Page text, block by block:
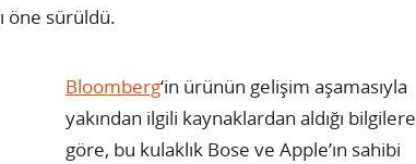
öne sürüldü.
Bloomberg‘in ürünün gelişim aşamasıyla
yakından ilgili kaynaklardan aldığı bilgilere
göre, bu kulaklık Bose ve Apple’ın sahibi